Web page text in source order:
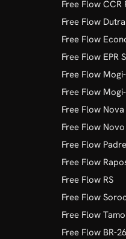
Free Flow CCR
Free Flow Dutra
Free Flow
Free Flow EPR
Free Flow
Free Flow
Free Flow
Free Flow
Free Flow
Free Flow
Free Flow RS
Free Flow
Free Flow
Free Flow BR-